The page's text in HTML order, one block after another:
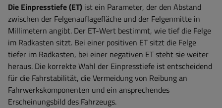
Die Einpresstiefe (ET) ist ein Parameter, der den Abstand
zwischen der Felgenauflagefläche und der Felgenmitte in
Millimetern angibt. Der ET-Wert bestimmt, wie tief die Felge
im Radkasten sitzt. Bei einer positiven ET sitzt die Felge
tiefer im Radkasten, bei einer negativen ET steht sie weiter
heraus. Die korrekte Wahl der Einpresstiefe ist entscheidend
für die Fahrstabilität, die Vermeidung von Reibung an
Fahrwerkskomponenten und ein ansprechendes
Erscheinungsbild des Fahrzeugs.